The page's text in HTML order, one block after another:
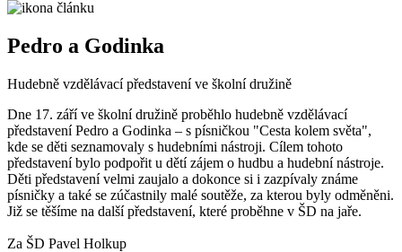
Pedro a Godinka
Hudebně vzdělávací představení ve školní družině
Dne 17. září ve školní družině proběhlo hudebně vzdělávací
představení Pedro a Godinka – s písničkou "Cesta kolem světa",
kde se děti seznamovaly s hudebními nástroji. Cílem tohoto
představení bylo podpořit u dětí zájem o hudbu a hudební nástroje.
Děti představení velmi zaujalo a dokonce si i zazpívaly známe
písničky a také se zúčastnily malé soutěže, za kterou byly odměněni.
Již se těšíme na další představení, které proběhne v ŠD na jaře.
Za ŠD Pavel Holkup